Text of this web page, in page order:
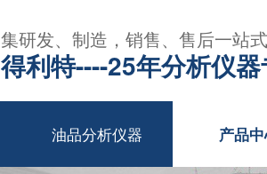
集研发、制造，销售、售后一站
得利特----25年分析仪
油品分析仪器 产品